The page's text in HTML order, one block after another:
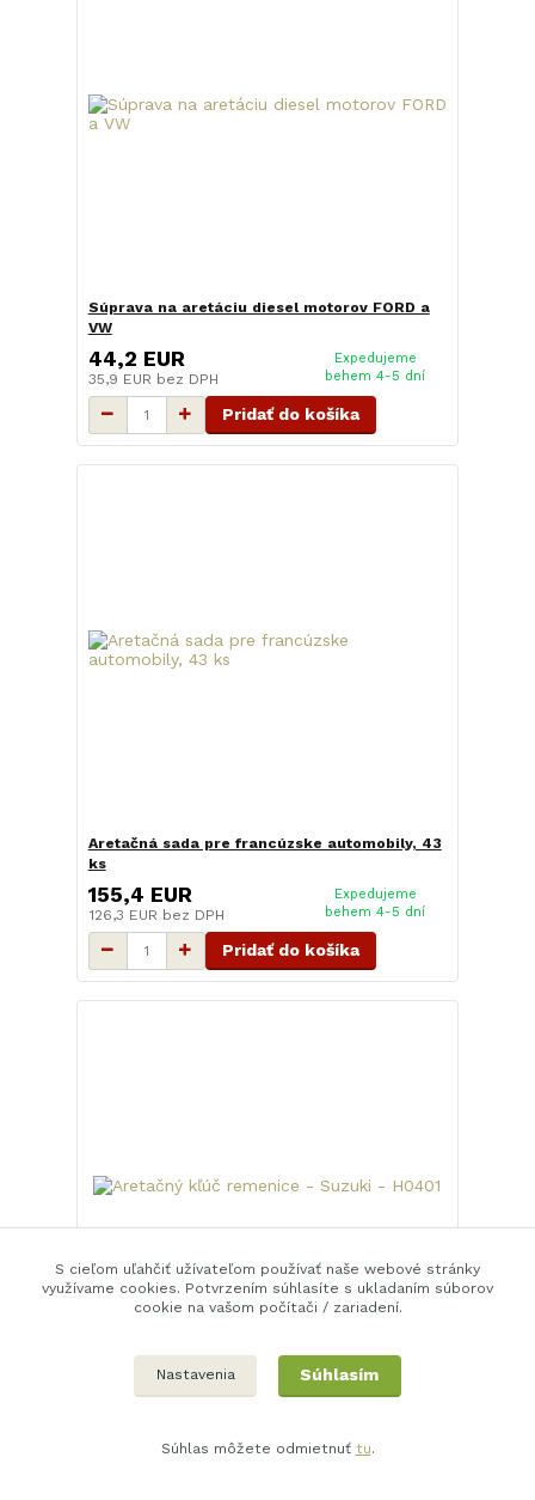
Súprava na aretáciu diesel motorov FORD a
VW
44,2 EUR
35,9 EUR bez DPH
Expedujeme
behem 4-5 dní
Pridať do košíka
Aretačná sada pre francúzske automobily, 43
ks
155,4 EUR
126,3 EUR bez DPH
Expedujeme
behem 4-5 dní
Pridať do košíka
Aretačný kľúč remenice - Suzuki - H0401
S cieľom uľahčiť užívateľom používať naše webové stránky
využívame cookies. Potvrzením súhlasíte s ukladaním súborov
cookie na vašom počítači / zariadení.
Nastavenia Súhlasím
Súhlas môžete odmietnuť tu.